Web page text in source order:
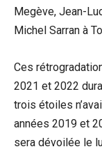
Megève, Jean-
Michel Sarran à
Ces
2021 et 2022
trois étoiles
années 2019 et
sera dévoilée le